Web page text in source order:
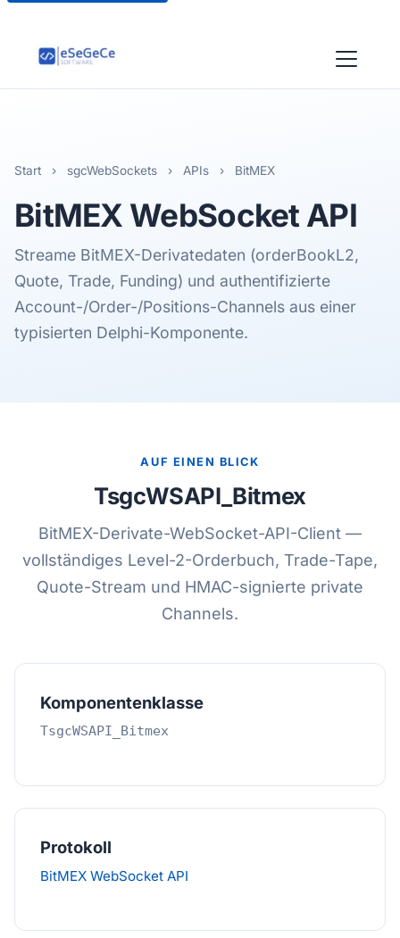
Start › sgcWebSockets › APIs › BitMEX
BitMEX WebSocket API
Streame BitMEX-Derivatedaten (orderBookL2,
Quote, Trade, Funding) und authentifizierte
Account-/Order-/Positions-Channels aus einer
typisierten Delphi-Komponente.
AUF EINEN BLICK
TsgcWSAPI_Bitmex
BitMEX-Derivate-WebSocket-API-Client —
vollständiges Level-2-Orderbuch, Trade-Tape,
Quote-Stream und HMAC-signierte private
Channels.
Komponentenklasse
TsgcWSAPI_Bitmex
Protokoll
BitMEX WebSocket API